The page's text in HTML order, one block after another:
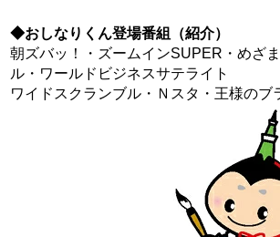
◆おしなりくん登場番組（紹介）
朝ズバッ！・ズームインSUPER・めざ
ル・ワールドビジネスサテライト
ワイドスクランブル・Ｎスタ・王様の